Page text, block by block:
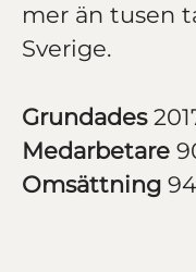
mer än tusen
Sverige.
Grundades
Medarbetare
Omsättning